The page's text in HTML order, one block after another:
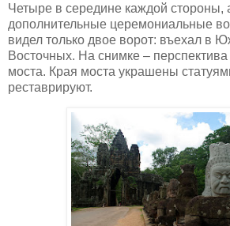
Четыре в середине каждой стороны,
дополнительные церемониальные
видел только двое ворот: въехал в
Восточных. На снимке –
моста. Края моста украшены
реставрируют.